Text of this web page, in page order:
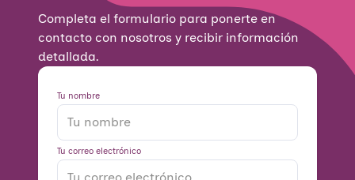
Completa el formulario para ponerte en
contacto con nosotros y recibir información
detallada.
Tu nombre
Tu correo electrónico